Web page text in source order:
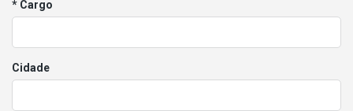
* Cargo
Cidade